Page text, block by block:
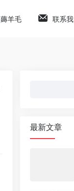
薅羊毛 联系我
最新文章